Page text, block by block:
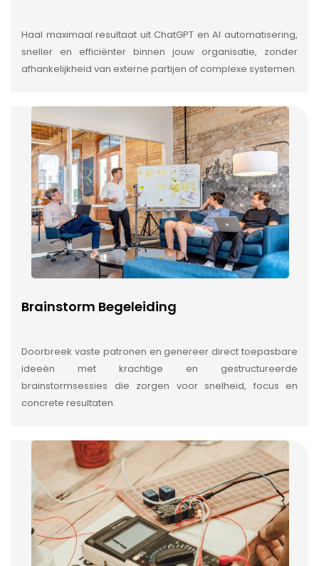
Haal maximaal resultaat uit ChatGPT en AI automatisering,
sneller en efficiënter binnen jouw organisatie, zonder
afhankelijkheid van externe partijen of complexe systemen.
Brainstorm Begeleiding
Doorbreek vaste patronen en genereer direct toepasbare
ideeën met krachtige en gestructureerde
brainstormsessies die zorgen voor snelheid, focus en
concrete resultaten.